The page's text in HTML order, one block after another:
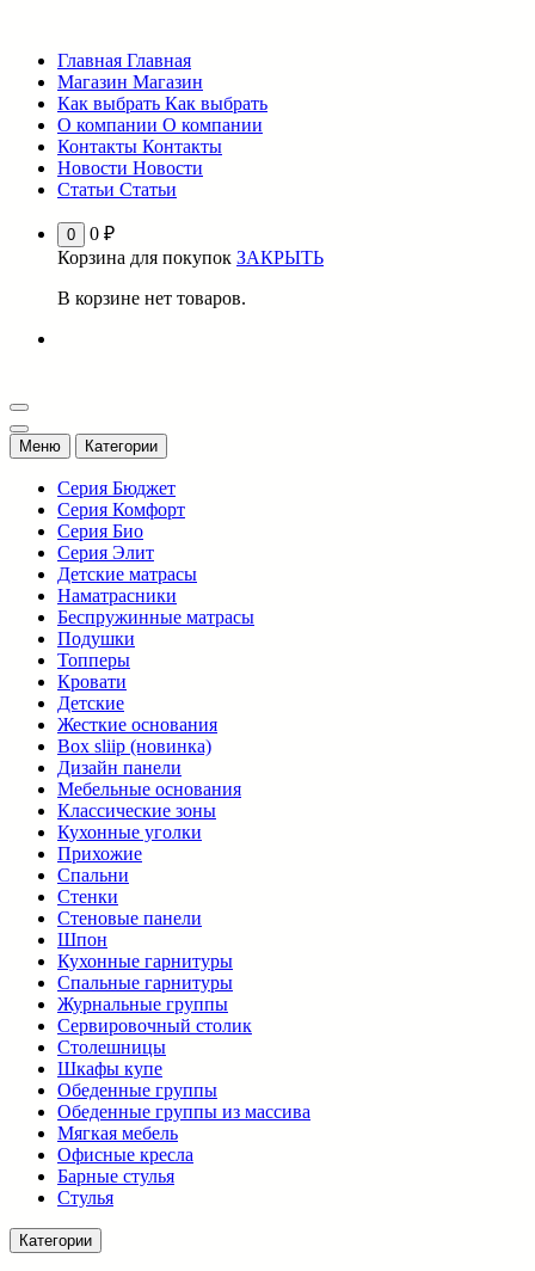
содержимому
Главная Главная
Магазин Магазин
Как выбрать Как выбрать
О компании О компании
Контакты Контакты
Новости Новости
Статьи Статьи
0 0 ₽
Корзина для покупок ЗАКРЫТЬ
В корзине нет товаров.
Меню Категории
Серия Бюджет
Серия Комфорт
Серия Био
Серия Элит
Детские матрасы
Наматрасники
Беспружинные матрасы
Подушки
Топперы
Кровати
Детские
Жесткие основания
Box sliip (новинка)
Дизайн панели
Мебельные основания
Классические зоны
Кухонные уголки
Прихожие
Спальни
Стенки
Стеновые панели
Шпон
Кухонные гарнитуры
Спальные гарнитуры
Журнальные группы
Сервировочный столик
Столешницы
Шкафы купе
Обеденные группы
Обеденные группы из массива
Мягкая мебель
Офисные кресла
Барные стулья
Стулья
Категории